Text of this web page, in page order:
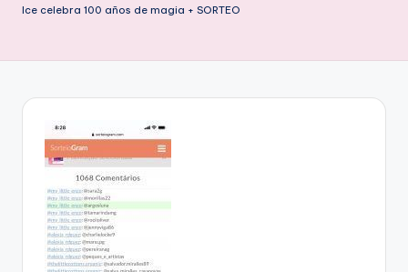
en
Ice celebra 100 años de magia + SORTEO